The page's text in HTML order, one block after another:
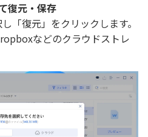
復元・保存
「復元」をクリックします。
などのクラウドストレ